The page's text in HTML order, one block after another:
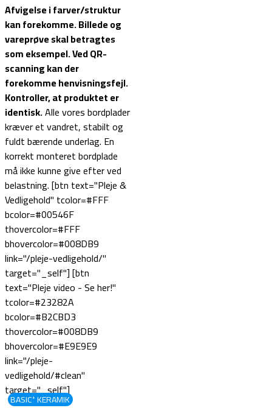
Afvigelse i farver/struktur
kan forekomme. Billede og
vareprøve skal betragtes
som eksempel.Ved QR-
scanning kan der
forekomme henvisningsfejl.
Kontroller, at produktet er
identisk.Alle vores bordplader
kræver et vandret, stabilt og
fuldt bærende underlag. En
korrekt monteret bordplade
må ikke kunne give efter ved
belastning. [btn text="Pleje &
Vedligehold" tcolor=#FFF
bcolor=#00546F
thovercolor=#FFF
bhovercolor=#008DB9
link="/pleje-vedligehold/"
target="_self"] [btn
text="Pleje video - Se her!"
tcolor=#23282A
bcolor=#B2CBD3
thovercolor=#008DB9
bhovercolor=#E9E9E9
link="/pleje-
vedligehold/#clean"
target="_self"]
BASIC⁺ KERAMIK